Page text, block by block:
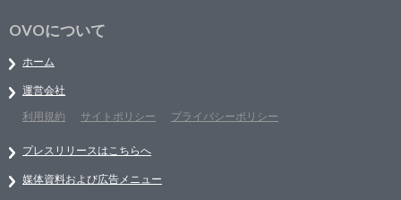
OVOについて
ホーム
運営会社
利用規約
サイトポリシー プライバシーポリシー
プレスリリースはこちらへ
媒体資料および広告メニュー